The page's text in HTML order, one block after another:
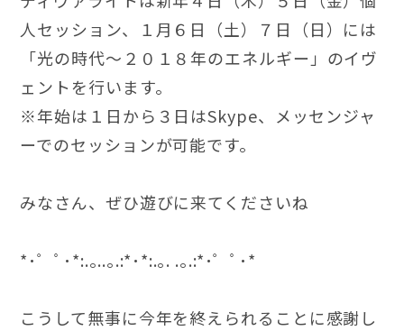
人セッション、１月６日（土）７日（日）には
「光の時代〜２０１８年のエネルギー」のイヴ
ェントを行います。
※年始は１日から３日はSkype、メッセンジャ
ーでのセッションが可能です。
みなさん、ぜひ遊びに来てくださいね
*･゜ﾟ･*:.｡..｡.:*･*:.｡. .｡.:*･゜ﾟ･*
こうして無事に今年を終えられることに感謝し